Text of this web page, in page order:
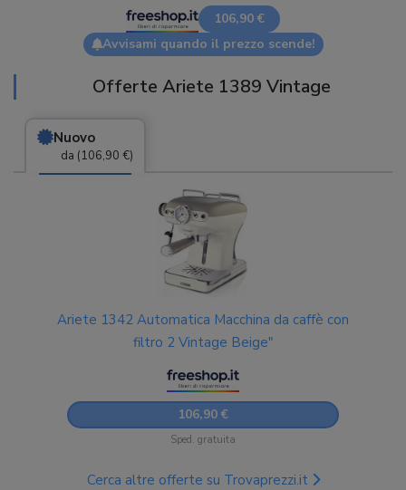
106,90 €
Avvisami quando il prezzo scende!
Offerte Ariete 1389 Vintage
Nuovo
da (106,90 €)
Ariete 1342 Automatica Macchina da caffè con
filtro 2 Vintage Beige"
106,90 €
Sped. gratuita
Cerca altre offerte su Trovaprezzi.it